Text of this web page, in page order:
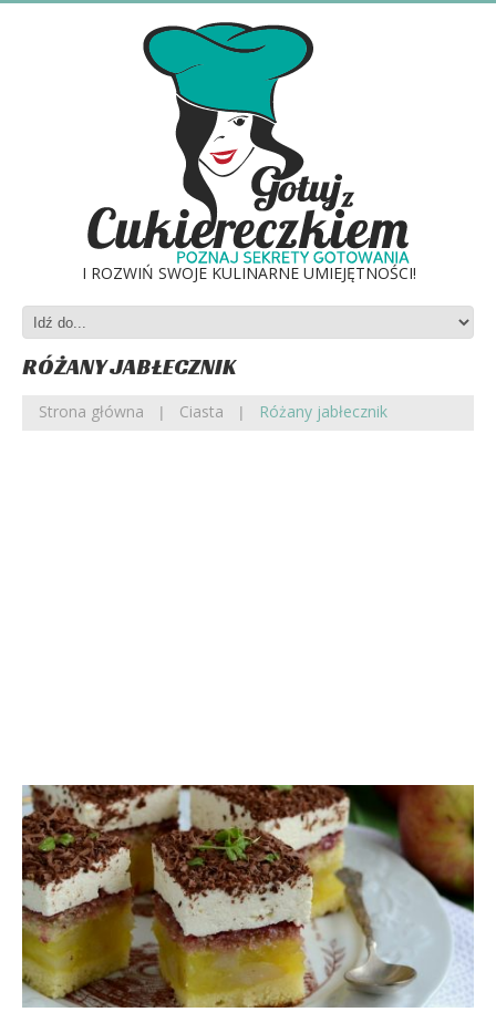
I ROZWIŃ SWOJE KULINARNE UMIEJĘTNOŚCI!
RÓŻANY JABŁECZNIK
Strona główna Ciasta Różany jabłecznik